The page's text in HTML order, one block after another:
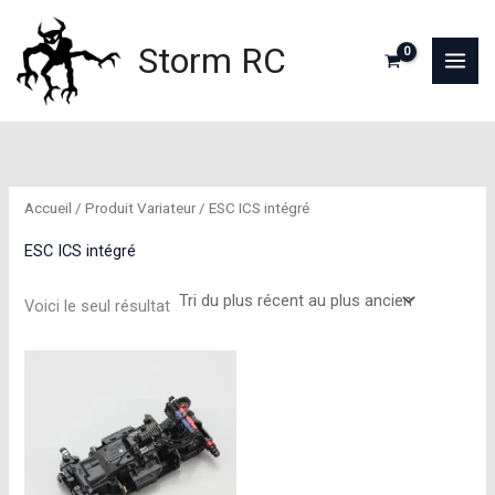
contenu
Storm RC
Accueil / Produit Variateur / ESC ICS intégré
ESC ICS intégré
Voici le seul résultat